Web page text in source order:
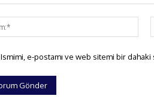
Ismimi, e-postamı ve web sitemi bir dahaki